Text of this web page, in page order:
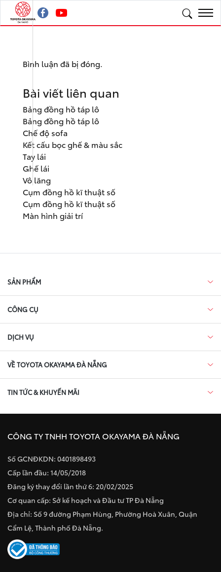
Bình luận đã bị đóng.
Bài viết liên quan
Bảng đồng hồ táp lô
Bảng đồng hồ táp lô
Chế độ sofa
Kết cấu bọc ghế & màu sắc
Tay lái
Ghế lái
Vô lăng
Cụm đồng hồ kĩ thuật số
Cụm đồng hồ kĩ thuật số
Màn hình giải trí
SẢN PHẨM
CÔNG CỤ
DỊCH VỤ
VỀ TOYOTA OKAYAMA ĐÀ NẴNG
TIN TỨC & KHUYẾN MÃI
CÔNG TY TNHH TOYOTA OKAYAMA ĐÀ NẴNG
Số GCNĐKDN: 0401898493
Cấp lần đầu: 14/05/2018
Đăng ký thay đổi lần thứ 6: 20/02/2025
Cơ quan cấp: Sở kế hoạch và Đầu tư TP Đà Nẵng
Địa chỉ: Số 9 đường Phạm Hùng, Phường Hoà Xuân, Quận
Cẩm Lệ, Thành phố Đà Nẵng.